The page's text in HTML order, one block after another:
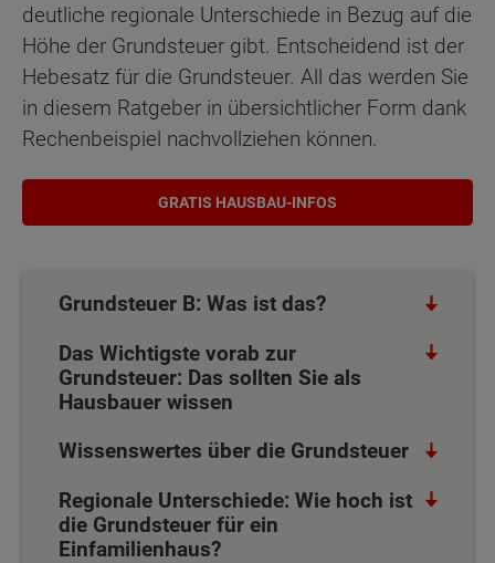
deutliche regionale Unterschiede in Bezug auf die
Höhe der Grundsteuer gibt. Entscheidend ist der
Hebesatz für die Grundsteuer. All das werden Sie
in diesem Ratgeber in übersichtlicher Form dank
Rechenbeispiel nachvollziehen können.
GRATIS HAUSBAU-INFOS
Grundsteuer B: Was ist das?
Das Wichtigste vorab zur
Grundsteuer: Das sollten Sie als
Hausbauer wissen
Wissenswertes über die Grundsteuer
Regionale Unterschiede: Wie hoch ist
die Grundsteuer für ein
Einfamilienhaus?